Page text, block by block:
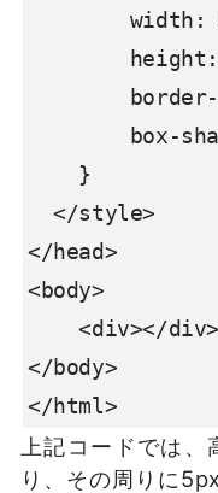
  </style>
</head>
<body>
    <div></div>
</body>
</html>
上記コードでは
り、その周りに